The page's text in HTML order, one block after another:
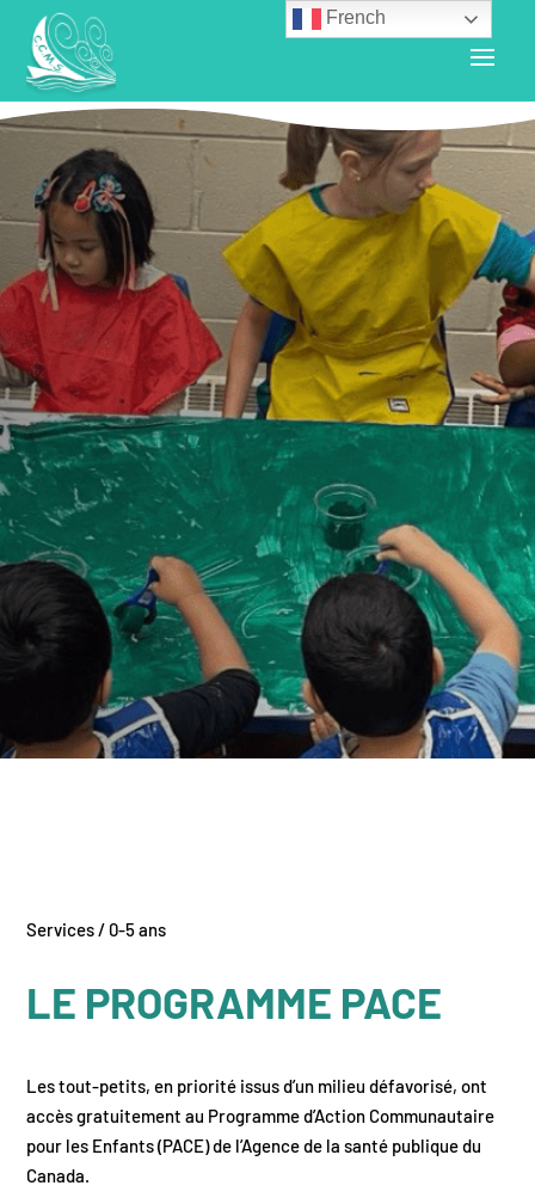
Services / 0-5 ans
LE PROGRAMME PACE
Les tout-petits, en priorité issus d’un milieu défavorisé, ont
accès gratuitement au Programme d’Action Communautaire
pour les Enfants (PACE) de l’Agence de la santé publique du
Canada.
French